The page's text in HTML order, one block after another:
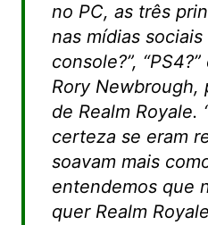
no PC, as três
nas mídias sociais
console?”,
Rory
de Realm Royale.
certeza se eram
soavam mais
entendemos que
quer Realm